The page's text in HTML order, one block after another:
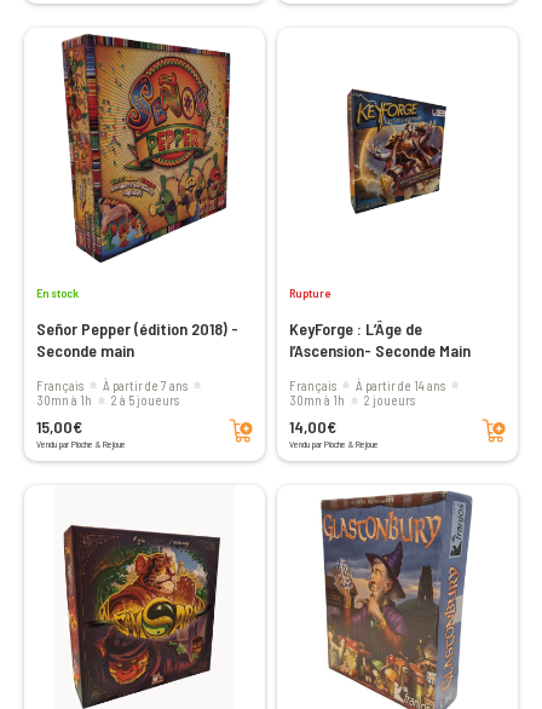
En stock
Señor Pepper (édition 2018) -
Seconde main
Français
à partir de 7 ans
30mn à 1h
2 à 5 joueurs
15,00€
Vendu par Pioche & Rejoue
Ajouter au panier
Rupture
KeyForge : L’Âge de
l’Ascension- Seconde Main
Français
à partir de 14 ans
30mn à 1h
2 joueurs
14,00€
Vendu par Pioche & Rejoue
Ajouter au panier